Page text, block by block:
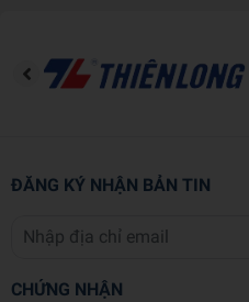
ĐĂNG KÝ NHẬN BẢN TIN
CHỨNG NHẬN